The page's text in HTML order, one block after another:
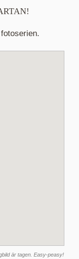
är tagen. Easy-peasy!